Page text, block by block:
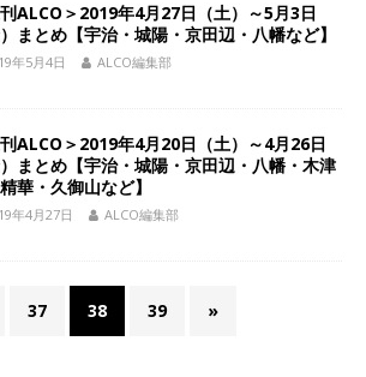
ALCO＞2019年4月27日（土）～5月3日
）まとめ【宇治・城陽・京田辺・八幡など】
年5月4日 ALCO編集部
ALCO＞2019年4月20日（土）～4月26日
）まとめ【宇治・城陽・京田辺・八幡・木津
華・久御山など】
年4月27日 ALCO編集部
37 38 39 »